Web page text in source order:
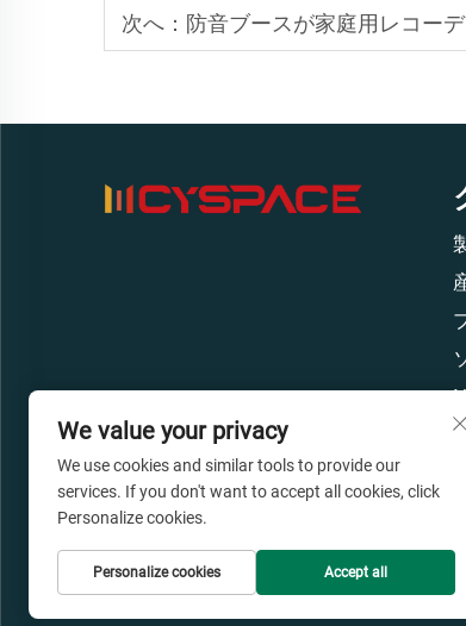
次へ： 防音ブースが家庭用レコー
著作権 © 広州Cyspace知能設備有限
We value your privacy
We use cookies and similar tools to provide our
services. If you don't want to accept all cookies, click
Personalize cookies.
Personalize cookies Accept all